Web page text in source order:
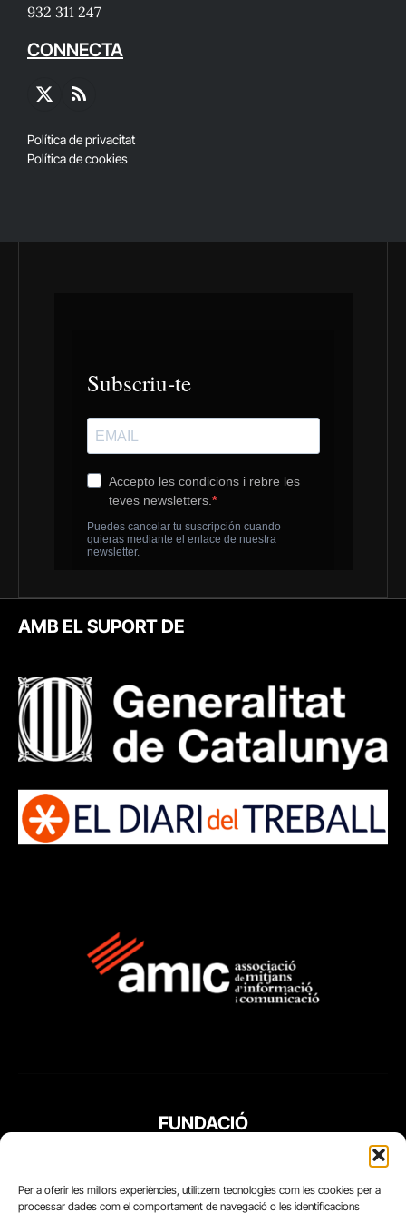
Per a oferir les millors experiències, utilitzem tecnologies com les cookies per a
processar dades com el comportament de navegació o les identificacions
932 311 247
CONNECTA
X
RSS
Política de privacitat
Política de cookies
AMB EL SUPORT DE
FUNDACIÓ